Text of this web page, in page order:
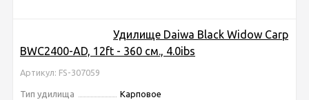
Удилище Daiwa Black Widow Carp
BWC2400-AD, 12ft - 360 см., 4.0ibs
Артикул: FS-307059
Тип удилища Карповое